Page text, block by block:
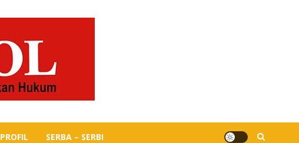
PROFIL SERBA – SERBI